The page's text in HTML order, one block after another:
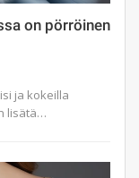
on pörröinen
ja kokeilla
lisätä…